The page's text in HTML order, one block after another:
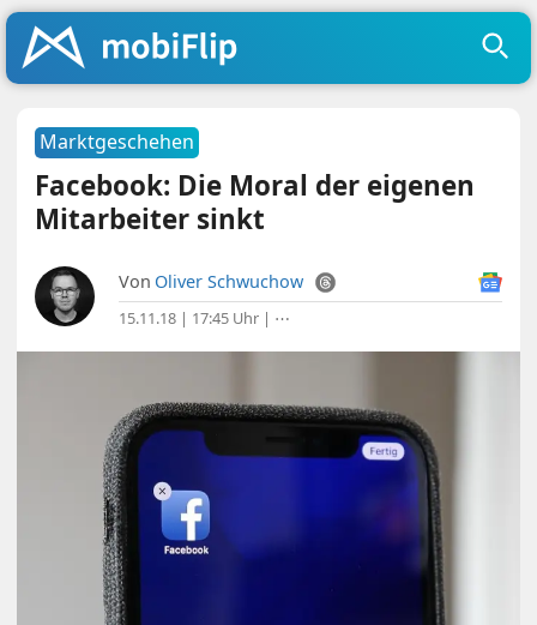
Marktgeschehen
Facebook: Die Moral der eigenen
Mitarbeiter sinkt
Von Oliver Schwuchow
15.11.18 | 17:45 Uhr | ⋯